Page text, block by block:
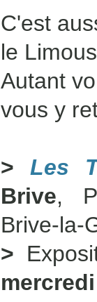
C'est
le
Autant
vous y
>
Les
Brive,
Brive-la-
>